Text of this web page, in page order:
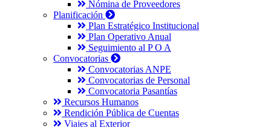
Nómina de Proveedores
Planificación
Plan Estratégico Institucional
Plan Operativo Anual
Seguimiento al P O A
Convocatorias
Convocatorias ANPE
Convocatorias de Personal
Convocatoria Pasantías
Recursos Humanos
Rendición Pública de Cuentas
Viajes al Exterior